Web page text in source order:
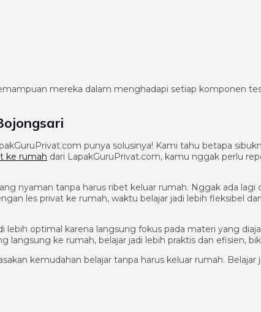
mereka dalam menghadapi setiap komponen
punya solusinya! Kami tahu betapa
ke rumah dari LapakGuruPrivat.com, kamu nggak perlu
nyaman tanpa harus ribet keluar rumah. Nggak ada
les privat ke rumah, waktu belajar jadi lebih fleksibel
lebih optimal karena langsung fokus pada materi yang
ke rumah, belajar jadi lebih praktis dan efisien,
kemudahan belajar tanpa harus keluar rumah.